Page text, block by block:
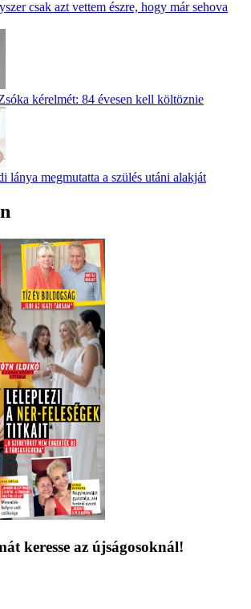
csak azt vettem észre, hogy már sehova
kérelmét: 84 évesen kell költöznie
lánya megmutatta a szülés utáni alakját
keresse az újságosoknál!